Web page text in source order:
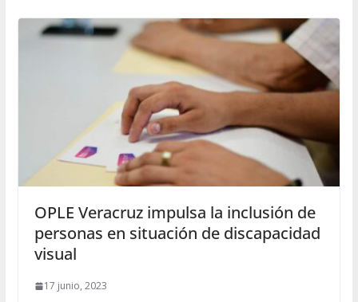
OPLE Veracruz impulsa la inclusión de
personas en situación de discapacidad
visual
17 junio, 2023